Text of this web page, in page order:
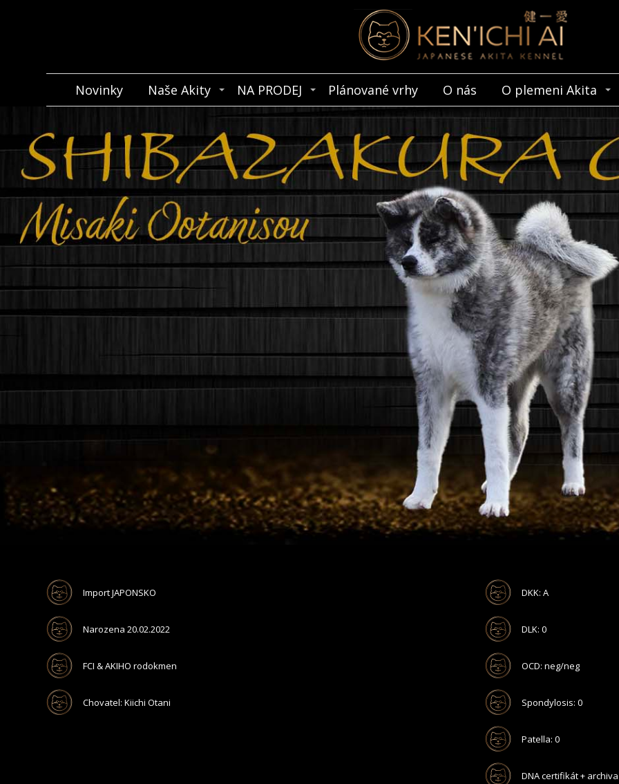
Novinky Naše Akity NA PRODEJ Plánované vrhy O nás O plemeni Akita
Import JAPONSKO
Narozena 20.02.2022
FCI & AKIHO rodokmen
Chovatel: Kiichi Otani
DKK: A
DLK: 0
OCD: neg/neg
Spondylosis: 0
Patella: 0
DNA certifikát +